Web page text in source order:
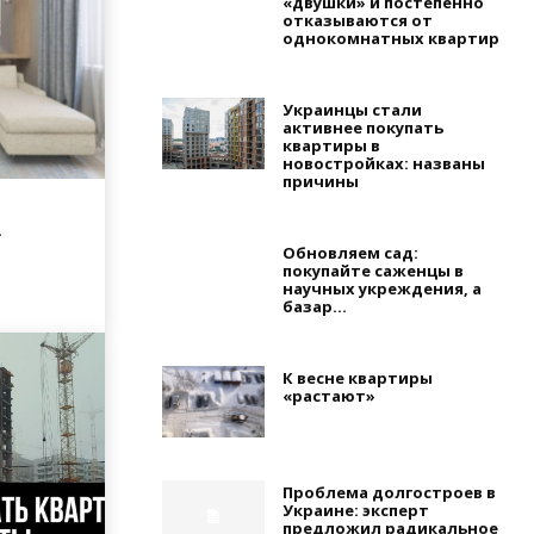
покупки недвижимости в
Турции
Опрятный Риэлтор - 27.08.2020 Опрятный Риэлтор
отказываются от
однокомнатных квартир
Украинцы стали
активнее покупать
квартиры в
новостройках: названы
причины
Обновляем сад:
покупайте саженцы в
научных укреждения, а
базар...
К весне квартиры
«растают»
Проблема долгостроев в
Украине: эксперт
предложил радикальное